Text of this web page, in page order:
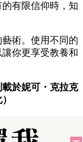
有限信仰時，知
術。使用不同的
你更享受教養和
載於妮可・克拉克